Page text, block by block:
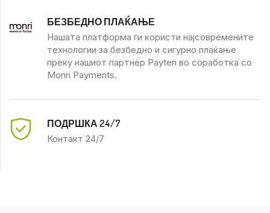
БЕЗБЕДНО ПЛАЌАЊЕ
Нашата платформа ги користи најсовремените
технологии за безбедно и сигурно плаќање
преку нашиот партнер Payten во соработка со
Monri Payments.
ПОДРШКА 24/7
Контакт 24/7